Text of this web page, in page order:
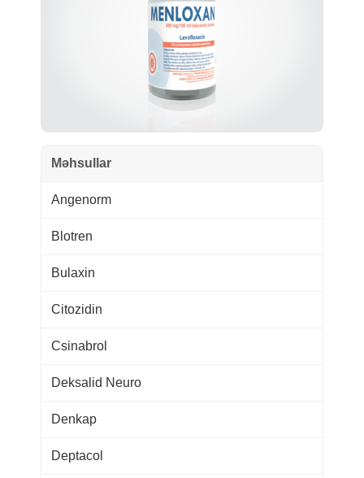
Məhsullar
Angenorm
Blotren
Bulaxin
Citozidin
Csinabrol
Deksalid Neuro
Denkap
Deptacol